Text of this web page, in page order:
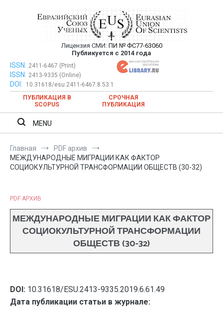
Евразийский Союз Ученых —
публикация научных статей в
ежемесячном научном журнале
Лицензия СМИ: ПИ № ФС77-63060
Публикуется с 2014 года
Евразийский Союз Ученых — публикация научных статей в
ежемесячном научном журнале
ISSN: 2411-6467 (Print)
ISSN: 2413-9335 (Online)
DOI:
10.31618/esu.2411-6467.8.53.1
ПУБЛИКАЦИЯ В
SCOPUS
СРОЧНАЯ
ПУБЛИКАЦИЯ
MENU
Главная
PDF архив
МЕЖДУНАРОДНЫЕ МИГРАЦИИ КАК ФАКТОР
СОЦИОКУЛЬТУРНОЙ ТРАНСФОРМАЦИИ ОБЩЕСТВ (30-32)
PDF АРХИВ
МЕЖДУНАРОДНЫЕ МИГРАЦИИ КАК ФАКТОР
СОЦИОКУЛЬТУРНОЙ ТРАНСФОРМАЦИИ
ОБЩЕСТВ (30-32)
DOI: 10.31618/ESU.2413-9335.2019.6.61.49
Дата публикации статьи в журнале: